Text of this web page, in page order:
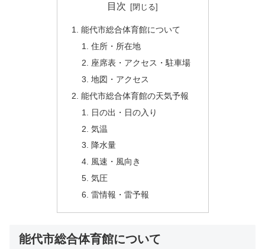
目次
能代市総合体育館について
住所・所在地
座席表・アクセス・駐車場
地図・アクセス
能代市総合体育館の天気予報
日の出・日の入り
気温
降水量
風速・風向き
気圧
雷情報・雷予報
能代市総合体育館について